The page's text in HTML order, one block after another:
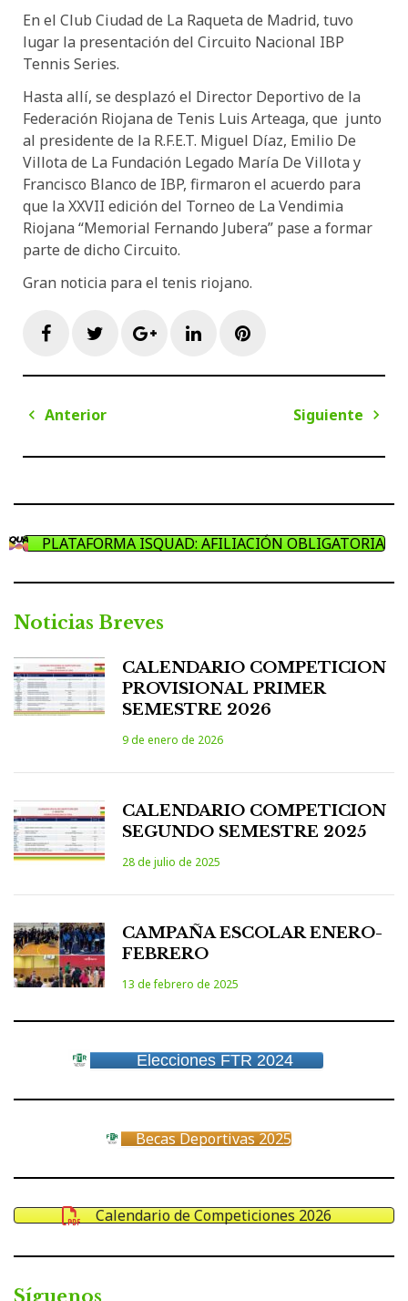
En el Club Ciudad de La Raqueta de Madrid, tuvo
lugar la presentación del Circuito Nacional IBP
Tennis Series.
Hasta allí, se desplazó el Director Deportivo de la
Federación Riojana de Tenis Luis Arteaga, que junto
al presidente de la R.F.E.T. Miguel Díaz, Emilio De
Villota de La Fundación Legado María De Villota y
Francisco Blanco de IBP, firmaron el acuerdo para
que la XXVII edición del Torneo de La Vendimia
Riojana “Memorial Fernando Jubera” pase a formar
parte de dicho Circuito.
Gran noticia para el tenis riojano.
FacebookTwitterGoogle+LinkedInPinterest
Navegación
entradas
Anterior
Siguiente
PLATAFORMA ISQUAD: AFILIACIÓN OBLIGATORIA
Noticias Breves
CALENDARIO COMPETICION
PROVISIONAL PRIMER
SEMESTRE 2026
9 de enero de 2026
CALENDARIO COMPETICION
SEGUNDO SEMESTRE 2025
28 de julio de 2025
CAMPAÑA ESCOLAR ENERO-
FEBRERO
13 de febrero de 2025
Elecciones FTR 2024
Becas Deportivas 2025
Calendario de Competiciones 2026
Síguenos